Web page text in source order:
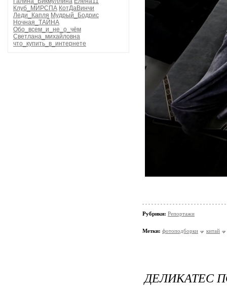
Клуб_МИРСПА КотДаВинчи
Леди_Капля Мудрый_Бодрис
Ночная_ТАЙНА
Обо_всем_и_не_о_чём
Светлана_михайловна
что_купить_в_интернете
Рубрики: Репортажи
Метки: фотоподборки китай
ДЕЛИКАТЕС